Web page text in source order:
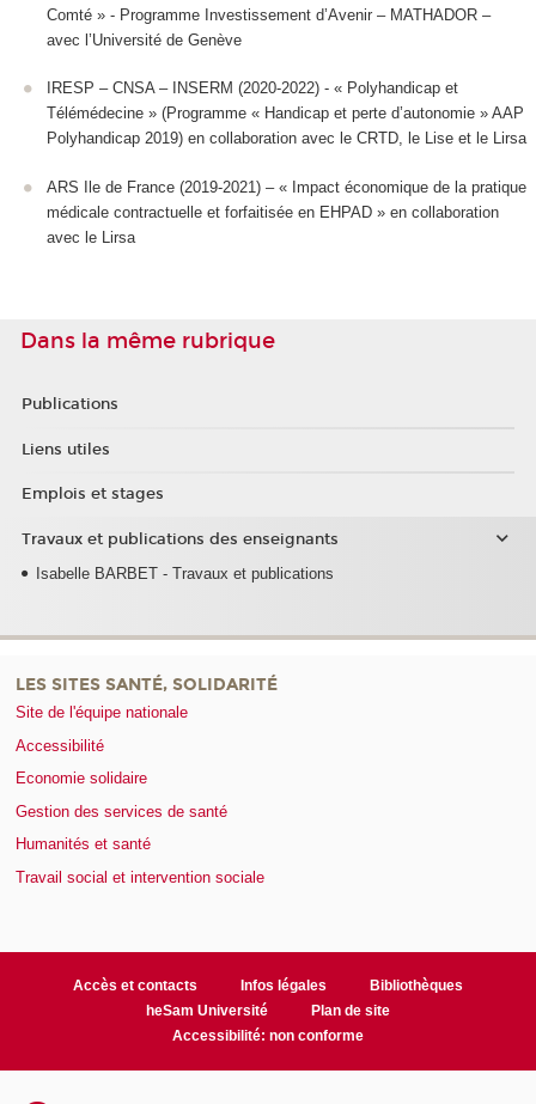
Comté » - Programme Investissement d’Avenir – MATHADOR –
avec l’Université de Genève
IRESP – CNSA – INSERM (2020-2022) - « Polyhandicap et
Télémédecine » (Programme « Handicap et perte d’autonomie » AAP
Polyhandicap 2019) en collaboration avec le CRTD, le Lise et le Lirsa
ARS Ile de France (2019-2021) – « Impact économique de la pratique
médicale contractuelle et forfaitisée en EHPAD » en collaboration
avec le Lirsa
Dans la même rubrique
Publications
Liens utiles
Emplois et stages
Travaux et publications des enseignants
Isabelle BARBET - Travaux et publications
LES SITES SANTÉ, SOLIDARITÉ
Site de l'équipe nationale
Accessibilité
Economie solidaire
Gestion des services de santé
Humanités et santé
Travail social et intervention sociale
Accès et contacts Infos légales
Bibliothèques
heSam Université
Plan de site
Accessibilité: non conforme